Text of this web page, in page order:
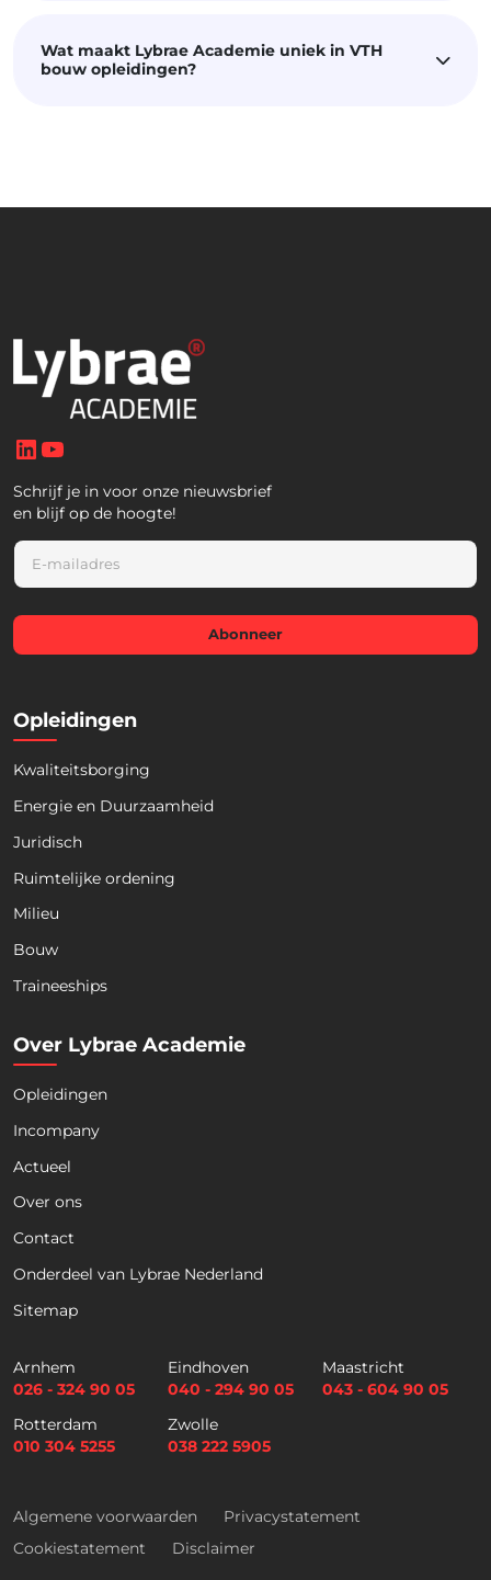
Wat maakt Lybrae Academie uniek in VTH
bouw opleidingen?
LinkedIn
Schrijf je in voor onze nieuwsbrief
en blijf op de hoogte!
E
a
i
*
Abonneer
Opleidingen
Kwaliteitsborging
Energie en Duurzaamheid
Juridisch
Ruimtelijke ordening
Milieu
Bouw
Traineeships
Over Lybrae Academie
Opleidingen
Incompany
Actueel
Over ons
Contact
Onderdeel van Lybrae Nederland
Sitemap
Arnhem
026 - 324 90 05
Eindhoven
040 - 294 90 05
Maastricht
043 - 604 90 05
Rotterdam
010 304 5255
Zwolle
038 222 5905
Algemene voorwaarden
Privacystatement
Cookiestatement
Disclaimer